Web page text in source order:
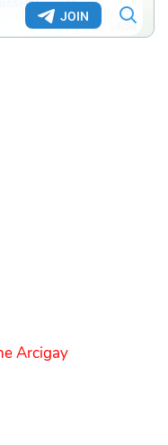
Arcigay